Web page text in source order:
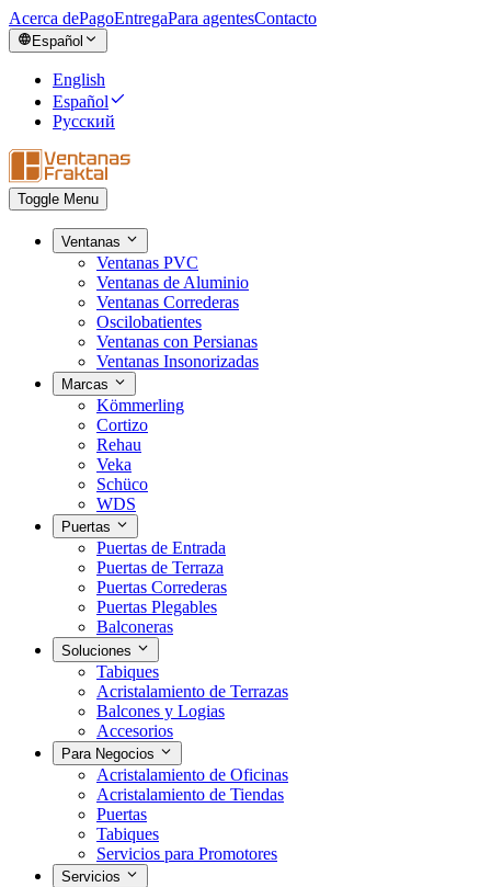
Acerca dePagoEntregaPara agentesContacto
Español
English
Español
Русский
Toggle Menu
Ventanas
Ventanas PVC
Ventanas de Aluminio
Ventanas Correderas
Oscilobatientes
Ventanas con Persianas
Ventanas Insonorizadas
Marcas
Kömmerling
Cortizo
Rehau
Veka
Schüco
WDS
Puertas
Puertas de Entrada
Puertas de Terraza
Puertas Correderas
Puertas Plegables
Balconeras
Soluciones
Tabiques
Acristalamiento de Terrazas
Balcones y Logias
Accesorios
Para Negocios
Acristalamiento de Oficinas
Acristalamiento de Tiendas
Puertas
Tabiques
Servicios para Promotores
Servicios